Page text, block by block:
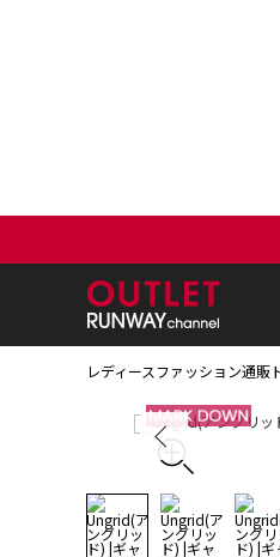
レディースファッション通販